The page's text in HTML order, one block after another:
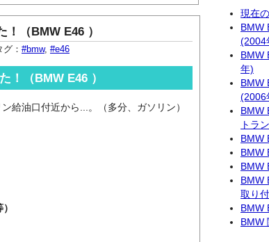
（BMW E46 ）
グ： #bmw, #e46
！（BMW E46 ）
給油口付近から...。（多分、ガソリン）
現在
BMW
(2004
BMW
年)
BMW
(2006
BMW
トラ
BMW
BMW
BMW
BMW
取り
BMW
BMW